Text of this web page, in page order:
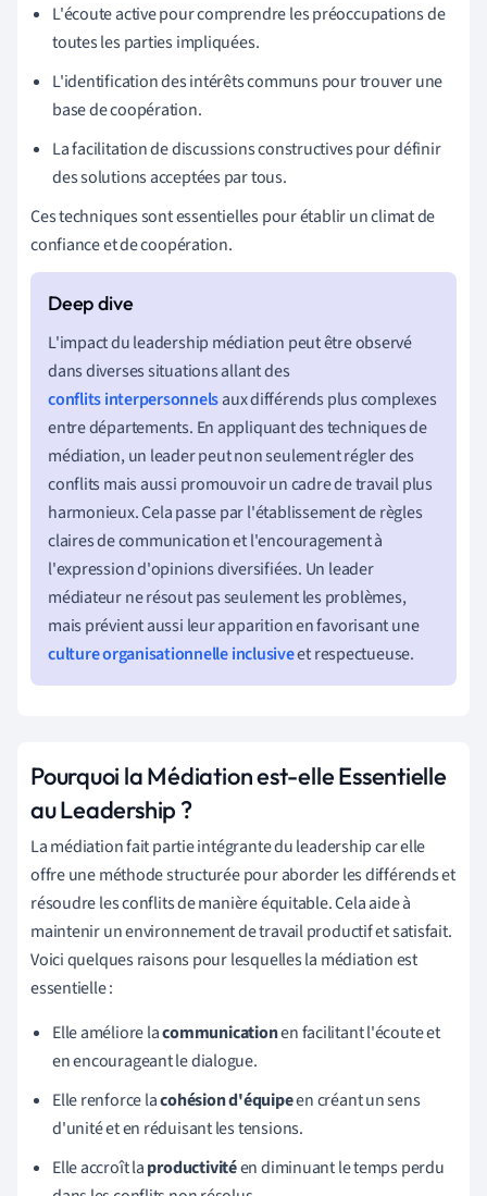
L'écoute active pour comprendre les préoccupations de
toutes les parties impliquées.
L'identification des intérêts communs pour trouver une
base de coopération.
La facilitation de discussions constructives pour définir
des solutions acceptées par tous.
Ces techniques sont essentielles pour établir un climat de
confiance et de coopération.
L'impact du leadership médiation peut être observé
dans diverses situations allant des
conflits interpersonnelsaux différends plus complexes
entre départements. En appliquant des techniques de
médiation, un leader peut non seulement régler des
conflits mais aussi promouvoir un cadre de travail plus
harmonieux. Cela passe par l'établissement de règles
claires de communication et l'encouragement à
l'expression d'opinions diversifiées. Un leader
médiateur ne résout pas seulement les problèmes,
mais prévient aussi leur apparition en favorisant une
culture organisationnelle inclusiveet respectueuse.
Pourquoi la Médiation est-elle Essentielle
au Leadership ?
La médiation fait partie intégrante du leadership car elle
offre une méthode structurée pour aborder les différends et
résoudre les conflits de manière équitable. Cela aide à
maintenir un environnement de travail productif et satisfait.
Voici quelques raisons pour lesquelles la médiation est
essentielle :
Elle améliore lacommunicationen facilitant l'écoute et
en encourageant le dialogue.
Elle renforce lacohésion d'équipeen créant un sens
d'unité et en réduisant les tensions.
Elle accroît laproductivitéen diminuant le temps perdu